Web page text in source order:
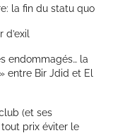
la fin du statu quo
endommagés… la
entre Bir Jdid et El
(et ses
tout prix éviter le